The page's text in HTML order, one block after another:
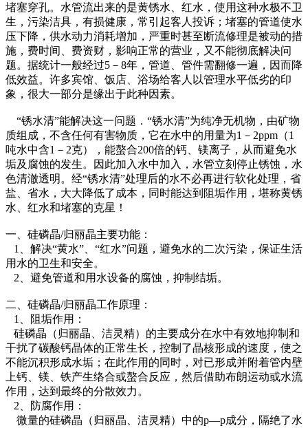
堵塞穿孔。水管流出来的是黄锈水、红水，使用这种水极不卫
生，污染洁具，有损健康，常引起客人投诉；堵塞的管道使水
压下降，供水动力消耗增加，严重时甚至断流修理是被动的措
施，费时间、费资财，影响正常的营业，又不能彻底解决问
题。据统计一般经过5－8年，管道、管件需翻修一遍，因而降
低效益。许多宾馆、饭店、浴场给客人以管理水平低劣的印
象，很大一部分是缘出于此种因素。
“锈水清”能解决这一问题．“锈水清”为纯净无机物，由矿物
质组成，不含任何有害物质，它在水中的用量为1－2ppm（1
吨水中含1－2克），能螯合200倍的钙、镁离子，从而避免水
垢及腐蚀的发生。因此加入水中加入，水管立刻停止锈蚀，水
色清澈透明。经“锈水清”处理后的水不必再进行软化处理，省
盐、省水，大大降低了成本，同时能达到阻垢作用，堪称黄锈
水、红水和堵塞的克星！
一、硅磷晶/归丽晶主要功能：
1、解决“黄水”、“红水”问题，避免水的二次污染，保证生活
用水的卫生和安全。
2、避免管道和用水设备的腐蚀，抑制结垢。
二、硅磷晶/归丽晶工作原理：
1、阻垢作用：
硅磷晶（归丽晶、洁灵精）的主要成分在水中有效地抑制和
干扰了碳酸钙晶体的正常生长，控制了晶核形成的速度，使之
不能沉积形成水垢；在此作用的同时，对已形成并附着管内壁
上钙、镁、铁产生络合或螯合反应，然后借助布朗运动或水流
作用，达到最终的分散效力。
2、防腐作用：
微量的硅磷晶（归丽晶、洁灵精）中的p—p成分，隔绝了水